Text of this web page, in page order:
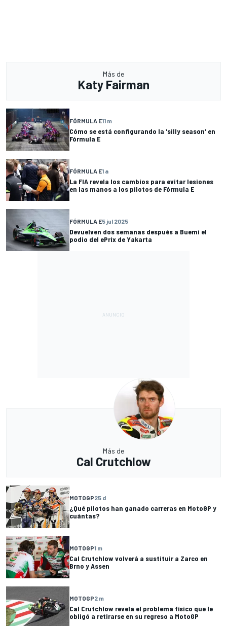
Más de
Katy Fairman
FÓRMULA E11 m
Cómo se está configurando la 'silly season' en
Fórmula E
FÓRMULA E1 a
La FIA revela los cambios para evitar lesiones
en las manos a los pilotos de Fórmula E
FÓRMULA E5 jul 2025
Devuelven dos semanas después a Buemi el
podio del ePrix de Yakarta
Más de
Cal Crutchlow
MOTOGP25 d
¿Qué pilotos han ganado carreras en MotoGP y
cuántas?
MOTOGP1 m
Cal Crutchlow volverá a sustituir a Zarco en
Brno y Assen
MOTOGP2 m
Cal Crutchlow revela el problema físico que le
obligó a retirarse en su regreso a MotoGP